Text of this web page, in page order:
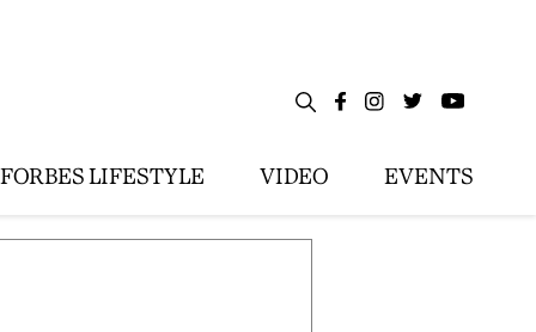
FORBES LIFESTYLE VIDEO EVENTS